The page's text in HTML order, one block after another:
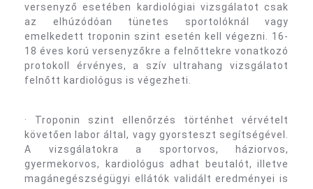
versenyző esetében kardiológiai vizsgálatot csak
az elhúzódóan tünetes sportolóknál vagy
emelkedett troponin szint esetén kell végezni. 16-
18 éves korú versenyzőkre a felnőttekre vonatkozó
protokoll érvényes, a szív ultrahang vizsgálatot
felnőtt kardiológus is végezheti.
· Troponin szint ellenőrzés történhet vérvételt
követően labor által, vagy gyorsteszt segítségével.
A vizsgálatokra a sportorvos, háziorvos,
gyermekorvos, kardiológus adhat beutalót, illetve
magánegészségügyi ellátók validált eredményei is